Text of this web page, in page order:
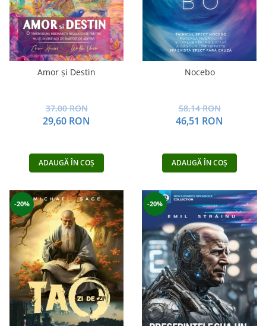
Amor și Destin
37,00 RON
29,60 RON
ADAUGĂ ÎN COȘ
Nocebo
58,14 RON
46,51 RON
ADAUGĂ ÎN COȘ
-20% -20%